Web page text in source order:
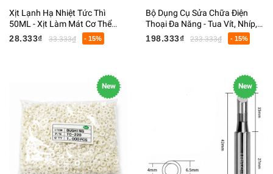
Xịt Lạnh Hạ Nhiệt Tức Thì
50ML - Xịt Làm Mát Cơ Thể
Bạc Hà - Giảm Nóng Mùa Hè
28.333₫ 33.333₫ - 15%
Bộ Dụng Cụ Sửa Chữa Điện
Thoại Đa Năng - Tua Vít, Nhíp,
Miếng Nạy Kèm Hộp Đựng
198.333₫ 233.333₫ - 15%
New New